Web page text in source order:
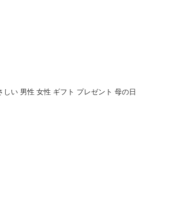
い 男性 女性 ギフト プレゼント 母の日